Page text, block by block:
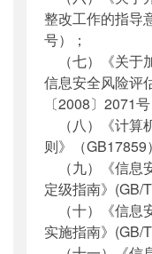
整改工作的指导
号）；
（七）《关于
信息安全风险评
〔2008〕2071号
（八）《计算
则》（GB17859
（九）《信息
定级指南》(GB/
（十）《信息
实施指南》(GB/